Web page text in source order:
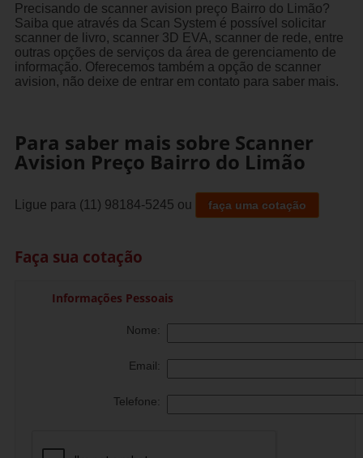
Precisando de scanner avision preço Bairro do Limão?
Saiba que através da Scan System é possível solicitar
scanner de livro, scanner 3D EVA, scanner de rede, entre
outras opções de serviços da área de gerenciamento de
informação. Oferecemos também a opção de scanner
avision, não deixe de entrar em contato para saber mais.
Para saber mais sobre Scanner
Avision Preço Bairro do Limão
Ligue para (11) 98184-5245 ou faça uma cotação
Faça sua cotação
Informações Pessoais
Nome:
Email:
Telefone: